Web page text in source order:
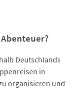
Deutschlands
in
organisieren und